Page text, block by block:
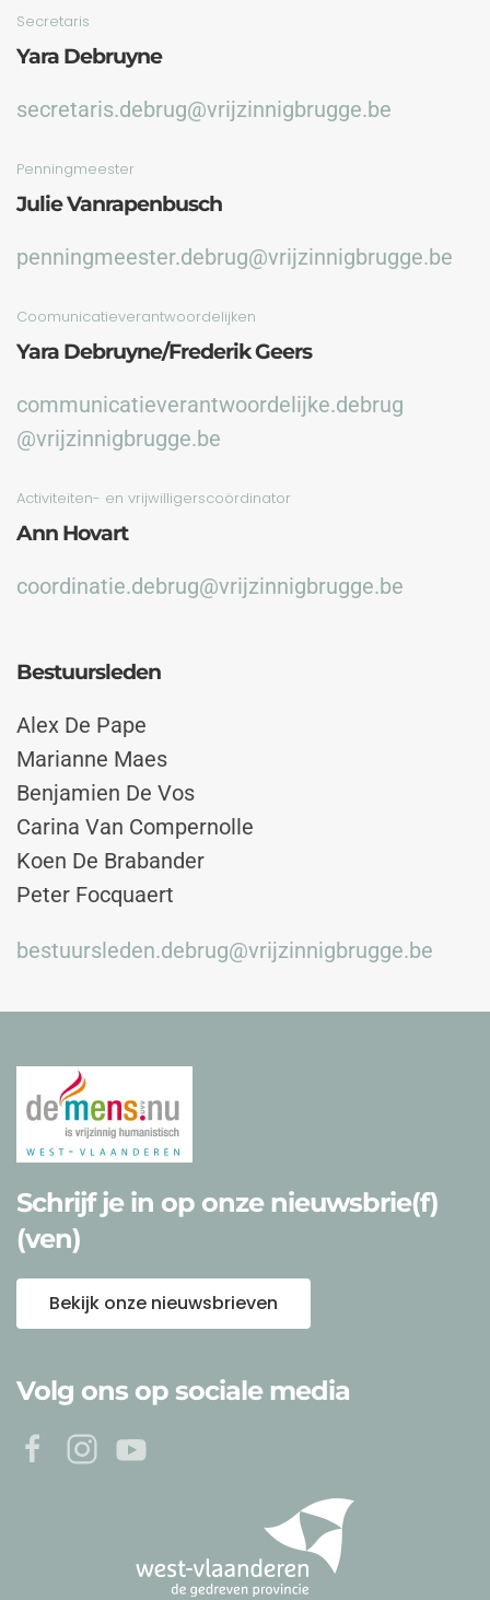
Secretaris
Yara Debruyne
secretaris.debrug@vrijzinnigbrugge.be
Penningmeester
Julie Vanrapenbusch
penningmeester.debrug@vrijzinnigbrugge.be
Coomunicatieverantwoordelijken
Yara Debruyne/Frederik Geers
communicatieverantwoordelijke.debrug
@vrijzinnigbrugge.be
Activiteiten- en vrijwilligerscoördinator
Ann Hovart
coordinatie.debrug@vrijzinnigbrugge.be
Bestuursleden
Alex De Pape
Marianne Maes
Benjamien De Vos
Carina Van Compernolle
Koen De Brabander
Peter Focquaert
bestuursleden.debrug@vrijzinnigbrugge.be
Schrijf je in op onze nieuwsbrie(f)
(ven)
Bekijk onze nieuwsbrieven
Volg ons op sociale media